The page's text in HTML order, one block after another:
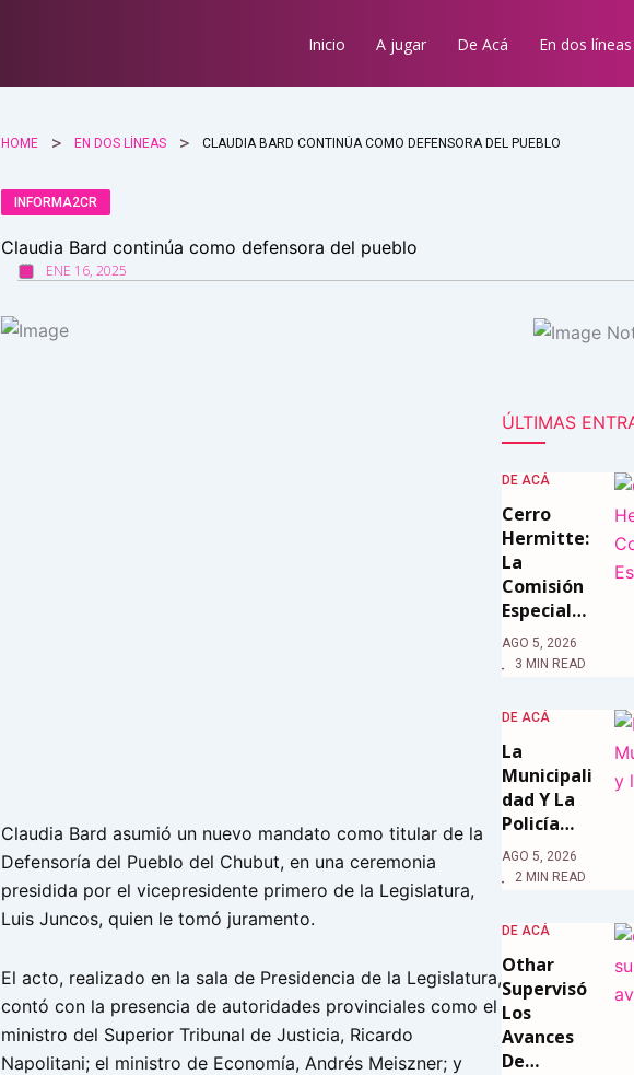
Inicio A jugar De Acá En dos líneas
HOME EN DOS LÍNEAS CLAUDIA BARD CONTINÚA COMO DEFENSORA DEL PUEBLO
INFORMA2CR
Claudia Bard continúa como defensora del pueblo
ENE 16, 2025
Claudia Bard asumió un nuevo mandato como titular de la
Defensoría del Pueblo del Chubut, en una ceremonia
presidida por el vicepresidente primero de la Legislatura,
Luis Juncos, quien le tomó juramento.
El acto, realizado en la sala de Presidencia de la Legislatura,
contó con la presencia de autoridades provinciales como el
ministro del Superior Tribunal de Justicia, Ricardo
Napolitani; el ministro de Economía, Andrés Meiszner; y
ÚLTIMAS
DE ACÁ
Cerro
Hermitte:
La
Comisión
Especial…
AGO 5, 2026
3 MIN READ
DE ACÁ
La
Municipali
Dad Y La
Policía…
AGO 5, 2026
2 MIN READ
DE ACÁ
Othar
Supervisó
Los
Avances
De…